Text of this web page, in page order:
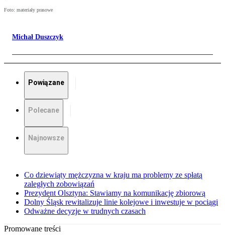
Foto: materiały prasowe
Michał Duszczyk
Powiązane
Polecane
Najnowsze
Co dziewiąty mężczyzna w kraju ma problemy ze spłatą
zaległych zobowiązań
Prezydent Olsztyna: Stawiamy na komunikację zbiorową
Dolny Śląsk rewitalizuje linie kolejowe i inwestuje w pociągi
Odważne decyzje w trudnych czasach
Promowane treści